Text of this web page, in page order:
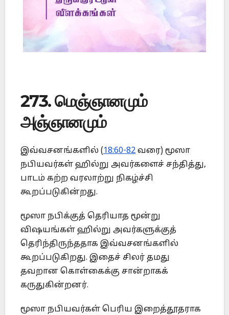
273. மெஞ்ஞானமும்
அஞ்ஞானமும்
இவ்வசனங்களில் (18:60-82 வரை) மூஸா
நபியவர்கள் ஹில்று அவர்களைச் சந்தித்து,
பாடம் கற்ற வரலாற்று நிகழ்ச்சி
கூறப்படுகின்றது.
மூஸா நபிக்குத் தெரியாத மூன்று
விஷயங்கள் ஹில்று அவர்களுக்குத்
தெரிந்திருந்ததாக இவ்வசனங்களில்
கூறப்படுகிறது. இதைச் சிலர் தமது
தவறான கொள்கைக்கு சான்றாகக்
கருதுகின்றனர்.
மூஸா நபியவர்கள் பெரிய இறைத்தூதராக